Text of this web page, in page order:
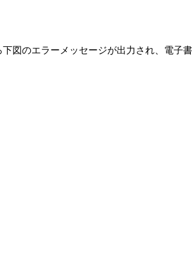
図のエラーメッセージが出力され、電子